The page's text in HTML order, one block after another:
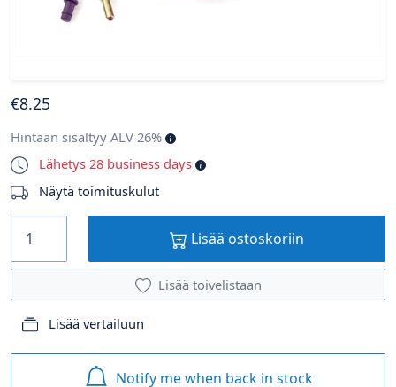
€8.25
Hintaan sisältyy ALV 26%
Lähetys 28 business days
Näytä toimituskulut
Lisää ostoskoriin
Lisää toivelistaan
Lisää vertailuun
Notify me when back in stock